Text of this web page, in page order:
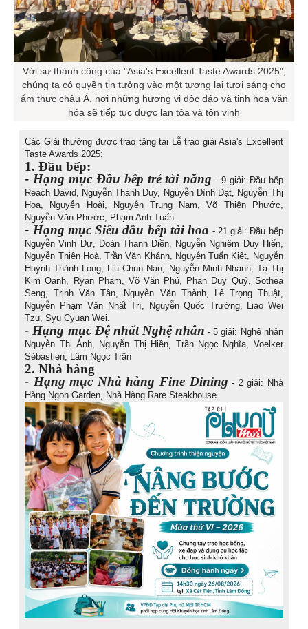
Với sự thành công của "Asia's Excellent Taste Awards 2025",
chúng ta có quyền tin tưởng vào một tương lai tươi sáng cho
ẩm thực châu Á, nơi những hương vị độc đáo và tinh hoa văn
hóa sẽ tiếp tục được lan tỏa và tôn vinh
Các Giải thưởng được trao tặng tại Lễ trao giải Asia's Excellent
Taste Awards 2025:
1. Đầu bếp:
- Hạng mục Đầu bếp trẻ tài năng - 9 giải: Đầu bếp
Reach David, Nguyễn Thanh Duy, Nguyễn Đình Đạt, Nguyễn Thị
Hoa, Nguyễn Hoài, Nguyễn Trung Nam, Võ Thiện Phước,
Nguyễn Văn Phước, Phạm Anh Tuấn.
- Hạng mục Siêu đầu bếp tài hoa - 21 giải: Đầu bếp
Nguyễn Vinh Dự, Đoàn Thanh Điền, Nguyễn Nghiêm Duy Hiển,
Nguyễn Thiện Hoà, Trần Văn Khánh, Nguyễn Tuấn Kiệt, Nguyễn
Huỳnh Thành Long, Liu Chun Nan, Nguyễn Minh Nhanh, Tạ Thị
Kim Oanh, Ryan Pham, Võ Văn Phú, Phan Duy Quý, Sothea
Seng, Trịnh Văn Tân, Nguyễn Văn Thành, Lê Trọng Thuật,
Nguyễn Phạm Văn Nhất Trí, Nguyễn Quốc Trường, Liao Wei
Tzu, Syu Cyuan Wei.
- Hạng mục Đệ nhất Nghệ nhân - 5 giải: Nghệ nhân
Nguyễn Thị Ánh, Nguyễn Thị Hiền, Trần Ngọc Nghĩa, Voelker
Sébastien, Lâm Ngọc Trân
2. Nhà hàng
- Hạng mục Nhà hàng Fine Dining - 2 giải: Nhà
Hàng Ngon Garden, Nhà Hàng Rare Steakhouse